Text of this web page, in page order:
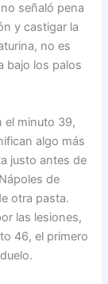
señaló pena
y castigar la
no es
bajo los palos
el minuto 39,
algo más
justo antes de
de
otra pasta.
las lesiones,
46, el primero